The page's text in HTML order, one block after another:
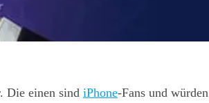
Die einen sind iPhone-Fans und würden